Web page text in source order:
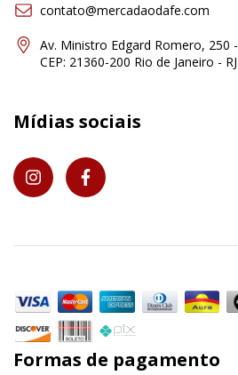
contato@mercadaodafe.com
Av. Ministro Edgard Romero, 250
CEP: 21360-200 Rio de Janeiro - RJ
Mídias sociais
Formas de pagamento